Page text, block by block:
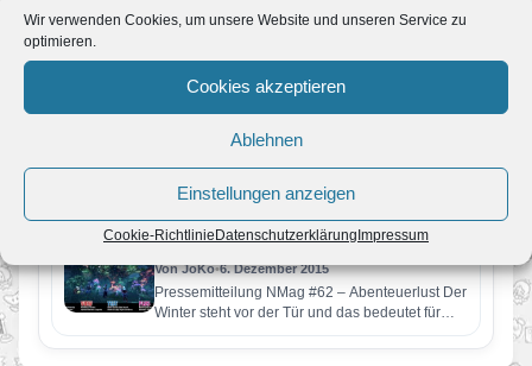
Wir verwenden Cookies, um unsere Website und unseren Service zu
optimieren.
Cookies akzeptieren
Ablehnen
Einstellungen anzeigen
Cookie-RichtlinieDatenschutzerklärungImpressum
hat „spritz“ gemacht
Der Herbst hält Einzug in hiesige Gegenden und
die NMag-Redaktion ist aus ihrem langen
Sommer-Urlaub zurück. Um sich…
neue NMag-Ausgabe! Diesmal hat sich die
NMag-Redaktion nach Hyrule…
Partner: 62. NMag-Ausgabe
Von JoKo•6. Dezember 2015
Pressemitteilung NMag #62 – Abenteuerlust Der
Winter steht vor der Tür und das bedeutet für
viele Videospieler reichlich…